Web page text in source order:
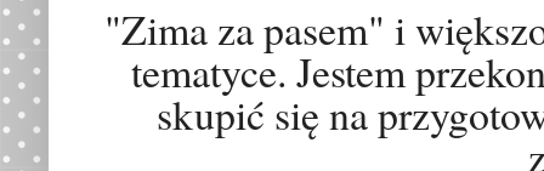
"Zima za pasem" i
tematyce. Jestem
skupić się na